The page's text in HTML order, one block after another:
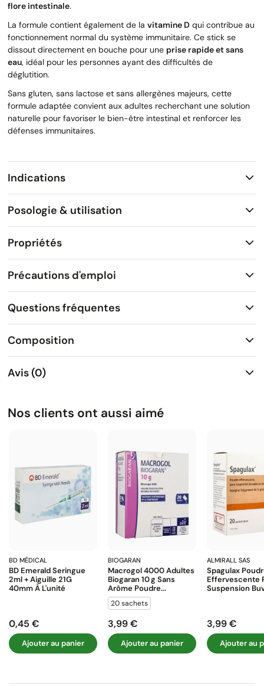
flore intestinale.
La formule contient également de la vitamine D qui contribue au
fonctionnement normal du système immunitaire. Ce stick se
dissout directement en bouche pour une prise rapide et sans
eau, idéal pour les personnes ayant des difficultés de
déglutition.
Sans gluten, sans lactose et sans allergènes majeurs, cette
formule adaptée convient aux adultes recherchant une solution
naturelle pour favoriser le bien-être intestinal et renforcer les
défenses immunitaires.
Indications
Posologie & utilisation
Propriétés
Précautions d'emploi
Questions fréquentes
Composition
Avis (0)
Nos clients ont aussi aimé
BD MÉDICAL
BD Emerald Seringue
2ml + Aiguille 21G
40mm À L'unité
Prix
0,45 €
Ajouter au panier
BIOGARAN
Macrogol 4000 Adultes
Biogaran 10 G Sans
Arôme Poudre...
20 sachets
Prix
3,99 €
Ajouter au panier
ALMIRALL SAS
Spagulax
Effervescente
Suspension
Prix
3,99 €
Ajouter au